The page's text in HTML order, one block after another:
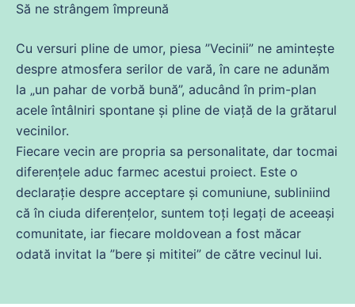
Să ne strângem împreună
Cu versuri pline de umor, piesa ”Vecinii” ne amintește
despre atmosfera serilor de vară, în care ne adunăm
la „un pahar de vorbă bună”, aducând în prim-plan
acele întâlniri spontane și pline de viață de la grătarul
vecinilor.
Fiecare vecin are propria sa personalitate, dar tocmai
diferențele aduc farmec acestui proiect. Este o
declarație despre acceptare și comuniune, subliniind
că în ciuda diferențelor, suntem toți legați de aceeași
comunitate, iar fiecare moldovean a fost măcar
odată invitat la ”bere și mititei” de către vecinul lui.